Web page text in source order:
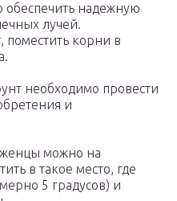
надежную
лучей.
поместить корни в
необходимо провести
и
можно на
в такое место, где
5 градусов) и